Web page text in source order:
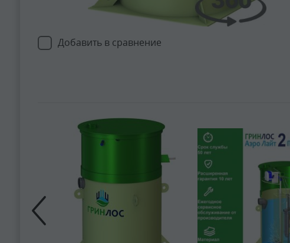
Добавить в сравнение